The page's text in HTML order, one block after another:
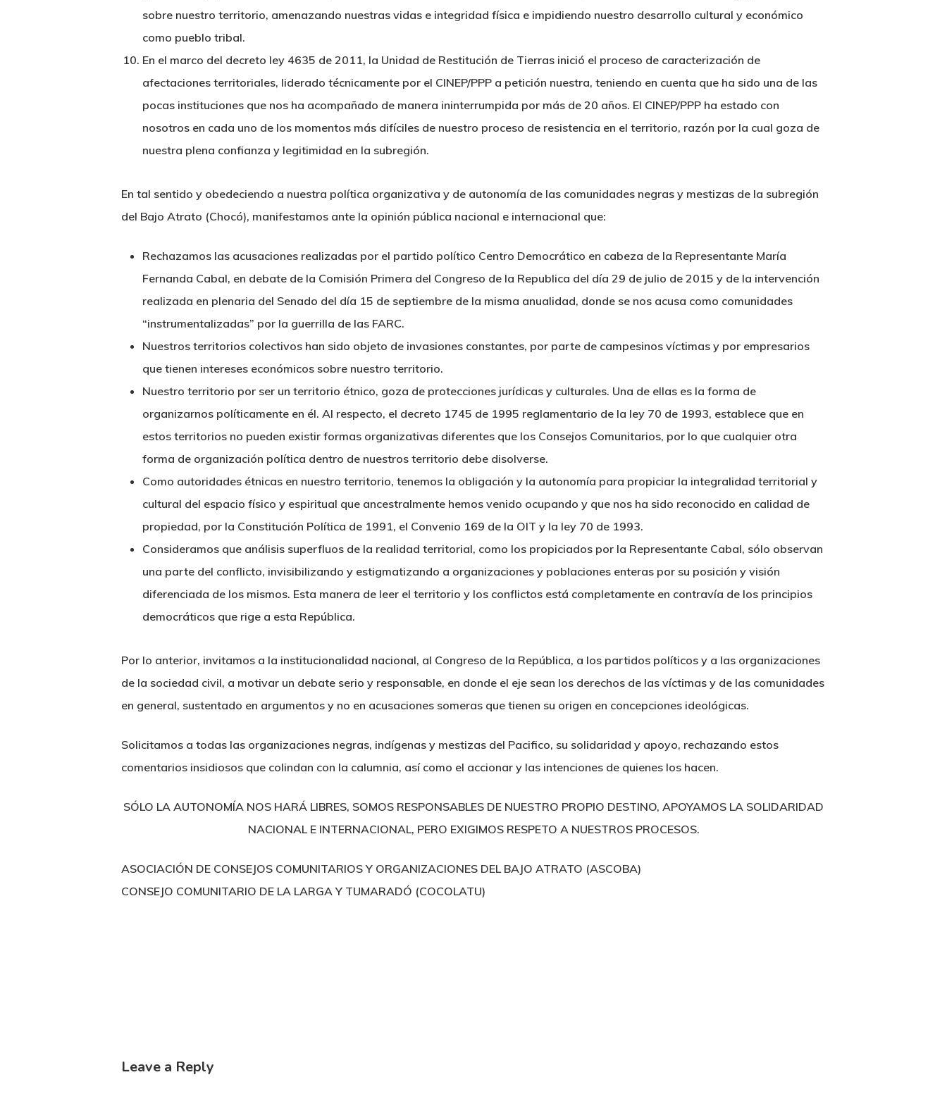
sobre nuestro territorio, amenazando nuestras vidas e integridad física e impidiendo nuestro desarrollo cultural y económico
como pueblo tribal.
En el marco del decreto ley 4635 de 2011, la Unidad de Restitución de Tierras inició el proceso de caracterización de
afectaciones territoriales, liderado técnicamente por el CINEP/PPP a petición nuestra, teniendo en cuenta que ha sido una de las
pocas instituciones que nos ha acompañado de manera ininterrumpida por más de 20 años. El CINEP/PPP ha estado con
nosotros en cada uno de los momentos más difíciles de nuestro proceso de resistencia en el territorio, razón por la cual goza de
nuestra plena confianza y legitimidad en la subregión.
En tal sentido y obedeciendo a nuestra política organizativa y de autonomía de las comunidades negras y mestizas de la subregión
del Bajo Atrato (Chocó), manifestamos ante la opinión pública nacional e internacional que:
Rechazamos las acusaciones realizadas por el partido político Centro Democrático en cabeza de la Representante María
Fernanda Cabal, en debate de la Comisión Primera del Congreso de la Republica del día 29 de julio de 2015 y de la intervención
realizada en plenaria del Senado del día 15 de septiembre de la misma anualidad, donde se nos acusa como comunidades
“instrumentalizadas” por la guerrilla de las FARC.
Nuestros territorios colectivos han sido objeto de invasiones constantes, por parte de campesinos víctimas y por empresarios
que tienen intereses económicos sobre nuestro territorio.
Nuestro territorio por ser un territorio étnico, goza de protecciones jurídicas y culturales. Una de ellas es la forma de
organizarnos políticamente en él. Al respecto, el decreto 1745 de 1995 reglamentario de la ley 70 de 1993, establece que en
estos territorios no pueden existir formas organizativas diferentes que los Consejos Comunitarios, por lo que cualquier otra
forma de organización política dentro de nuestros territorio debe disolverse.
Como autoridades étnicas en nuestro territorio, tenemos la obligación y la autonomía para propiciar la integralidad territorial y
cultural del espacio físico y espiritual que ancestralmente hemos venido ocupando y que nos ha sido reconocido en calidad de
propiedad, por la Constitución Política de 1991, el Convenio 169 de la OIT y la ley 70 de 1993.
Consideramos que análisis superfluos de la realidad territorial, como los propiciados por la Representante Cabal, sólo observan
una parte del conflicto, invisibilizando y estigmatizando a organizaciones y poblaciones enteras por su posición y visión
diferenciada de los mismos. Esta manera de leer el territorio y los conflictos está completamente en contravía de los principios
democráticos que rige a esta República.
Por lo anterior, invitamos a la institucionalidad nacional, al Congreso de la República, a los partidos políticos y a las organizaciones
de la sociedad civil, a motivar un debate serio y responsable, en donde el eje sean los derechos de las víctimas y de las comunidades
en general, sustentado en argumentos y no en acusaciones someras que tienen su origen en concepciones ideológicas.
Solicitamos a todas las organizaciones negras, indígenas y mestizas del Pacifico, su solidaridad y apoyo, rechazando estos
comentarios insidiosos que colindan con la calumnia, así como el accionar y las intenciones de quienes los hacen.
SÓLO LA AUTONOMÍA NOS HARÁ LIBRES, SOMOS RESPONSABLES DE NUESTRO PROPIO DESTINO, APOYAMOS LA SOLIDARIDAD
NACIONAL E INTERNACIONAL, PERO EXIGIMOS RESPETO A NUESTROS PROCESOS.
ASOCIACIÓN DE CONSEJOS COMUNITARIOS Y ORGANIZACIONES DEL BAJO ATRATO (ASCOBA)
CONSEJO COMUNITARIO DE LA LARGA Y TUMARADÓ (COCOLATU)
Leave a Reply